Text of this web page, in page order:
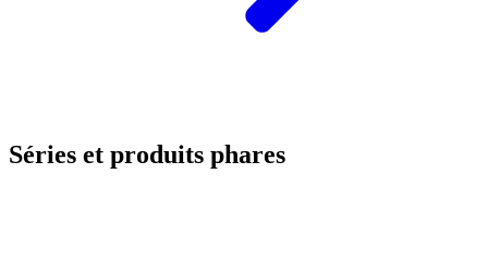
Séries et produits phares